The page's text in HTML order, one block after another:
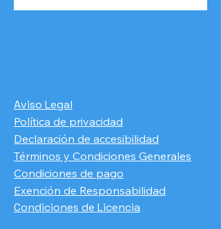
Aviso Legal
Política de privacidad
Declaración de accesibilidad
Términos y Condiciones Generales
Condiciones de pago
​Exención de Responsabilidad
Condiciones de Licencia